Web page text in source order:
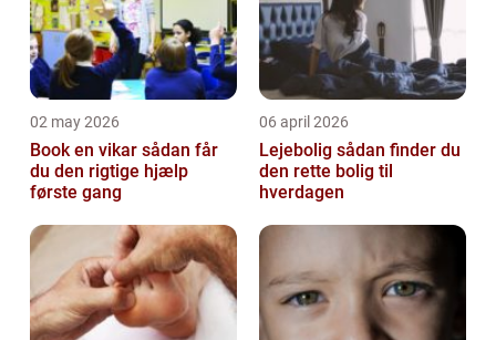
02 may 2026
Book en vikar sådan får
du den rigtige hjælp
første gang
06 april 2026
Lejebolig sådan finder du
den rette bolig til
hverdagen